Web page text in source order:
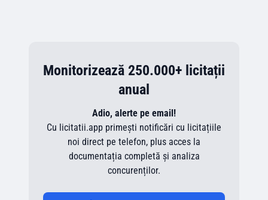
Monitorizează 250.000+ licitații
anual
Adio, alerte pe email!
Cu licitatii.app primești notificări cu licitațiile
noi direct pe telefon, plus acces la
documentația completă și analiza
concurenților.